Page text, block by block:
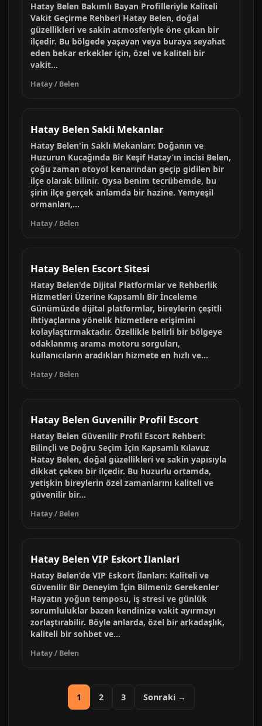
Hatay Belen Bakımlı Bayan Profilleriyle Kaliteli
Vakit Geçirme Rehberi Hatay Belen, doğal
güzellikleri ve sakin atmosferiyle öne çıkan bir
ilçedir. Bu bölgede yaşayan veya buraya seyahat
eden bekar erkekler için, özel ve kaliteli bir
vakit...
Hatay / Belen
Hatay Belen Sakli Mekanlar
Hatay Belen'in Saklı Mekanları: Doğanın ve
Huzurun Kucağında Bir Keşif Hatay’ın incisi Belen,
çoğu zaman otoyol kenarından geçip gidilen bir
ilçe olarak bilinir. Oysa benim tecrübemde, bu
şirin ilçe gerçek anlamda bir hazine. Yemyeşil
ormanları,...
Hatay / Belen
Hatay Belen Escort Sitesi
Hatay Belen'de Dijital Platformlar ve Rehberlik
Hizmetleri Üzerine Kapsamlı Bir İnceleme
Günümüzde dijital platformlar, bireylerin çeşitli
ihtiyaçlarına yönelik hizmetlere erişimini
kolaylaştırmaktadır. Özellikle belirli bir bölgeye
odaklanmış arama motoru sorguları,
kullanıcıların aradıkları hizmete en hızlı ve...
Hatay / Belen
Hatay Belen Guvenilir Profil Escort
Hatay Belen Güvenilir Profil Escort Rehberi:
Bilinçli ve Doğru Seçim İçin Kapsamlı Kılavuz
Hatay Belen, doğal güzellikleri ve sakin yapısıyla
dikkat çeken bir ilçedir. Bu huzurlu ortamda,
yetişkin bireylerin özel zamanlarını kaliteli ve
güvenilir bir...
Hatay / Belen
Hatay Belen VIP Eskort Ilanlari
Hatay Belen’de VIP Eskort İlanları: Kaliteli ve
Güvenilir Bir Deneyim İçin Bilmeniz Gerekenler
Hayatın yoğun temposu, iş stresi ve günlük
sorumluluklar bazen kendinize vakit ayırmayı
zorlaştırabilir. Böyle anlarda, özel bir arkadaşlık,
kaliteli bir sohbet ve...
Hatay / Belen
1 2 3 Sonraki →